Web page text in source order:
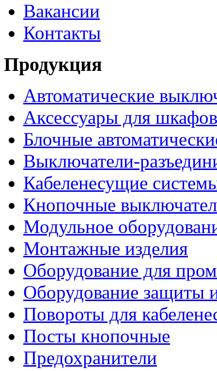
Вакансии
Контакты
Продукция
Автоматические
Аксессуары для
Блочные
Выключатели-
Кабеленесущие
Кнопочные
Модульное
Монтажные изделия
Оборудование для
Оборудование защиты
Повороты для
Посты кнопочные
Предохранители